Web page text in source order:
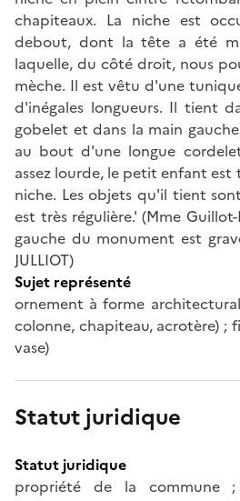
chapiteaux. La niche est
debout, dont la tête a été
laquelle, du côté droit, nous
mèche. Il est vêtu d'une
d'inégales longueurs. Il tient
gobelet et dans la main
au bout d'une longue
assez lourde, le petit enfant
niche. Les objets qu'il tient
est très régulière.' (Mme
gauche du monument est
JULLIOT)
Sujet représenté
ornement à forme
colonne, chapiteau, acrotère) ;
vase)
Statut juridique
Statut juridique
propriété de la commune ;